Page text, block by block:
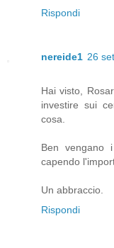
Rispondi
nereide1 26
Hai visto,
investire sui
cosa.
Ben vengano
capendo
Un abbraccio.
Rispondi